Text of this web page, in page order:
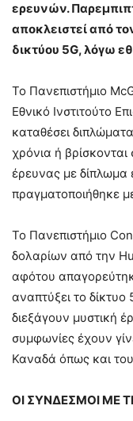
ερευνών.
αποκλειστεί από
δικτύου 5G, λόγω
Το Πανεπιστήμιο
Εθνικό Ινστιτούτο
καταθέσει
χρόνια ή
έρευνας με δίπλωμα
πραγματοποιήθηκε
Το Πανεπιστήμιο
δολαρίων από την
αφότου
αναπτύξει το δίκτυο
διεξάγουν μυστική
συμφωνίες έχουν
Καναδά όπως και
ΟΙ ΣΥΝΔΕΣΜΟΙ ΜΕ